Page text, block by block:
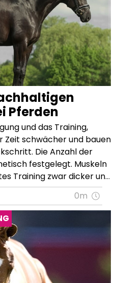
Pferden
abwechselnd an, während es die Rückenmuskulatur im Galopp auf beiden Seiten gleichzeitig beansprucht. Die unterschiedliche Belastung der Muskeln verleitet dein Pferd dazu, im Rücken loszulassen, wenn ein Übergang geritten wird. Damit diese Übung rückenunterstützend wirkt, ist es jedoch sehr wichtig, dass alle Übergänge sehr flüssig und von der Hinterhand ausgehend geritten werden. Starte daher vor allem in der Lösungsphase zunächst mit einfachen Übergängen vom Schritt in den Trab oder vom Trab in den Galopp und wieder zurück. Ist dein Pferd ausreichend gelöst und alle Übergänge werden sauber ausgeführt, kannst du dich an Tempowechsel vom Schritt in den Galopp oder vom Halten in den Trab probieren. Vermeide unbedingt stockende Übergänge, da diese dem Pferderücken sogar schaden können. Möchtest du zusätzlich die Schubkraft deines Pferdes fördern, eignen sich außerdem Tempounterschiede innerhalb einer Gangart. 4 Tipps zur richtigen Fütterung für einen schnellen Muskelaufbau Neben einem abwechslungsreichen Trainingsplan ist auch eine ausgewogene Ernährung für den Muskelaufbau essentiell. Unsere Tipps können dir dabei helfen, einen optimalen Fütterungsplan für dein Pferd zu erstellen. 1. Biete deinem Pferd genügend Raufutter in guter Qualität an Die Grundlage einer jeden Pferdefütterung ist das Raufutter. Mit qualitativ hochwertigem Heu oder Heuersatz versorgst du dein Pferd täglich mit hochwertigen Rohfasern, die essentiell für eine gesunde Verdauung sind. Schimmelbefall oder Verunreinigungen im Raufutter können dein Pferd gesundheitlich belasten. Wenn du dir über die Qualität des Raufutters unsicher bist, empfiehlt sich ein Raufutter-Schnelltest. 2. Auch Kraftfutter ist für den Muskelaufbau geeignet Wenn du mit deinem Pferd trainierst und Muskeln aufbaust, erhöht sich der Nährstoffbedarf. Dieser kann dann oftmals mit Raufutter allein nicht mehr gedeckt werden. Über das Kraftfutter bekommt dein Pferd zusätzlich Energie und Nährstoffe, die es für das Training benötigt. Mit einer ausgewogenen Ration unterstützt du den Muskelaufbau deines Pferdes. Wichtig ist: nicht zu viel Kraftfutter füttern, denn ein Pferdemagen ist nicht für große Mengen geeignet. Passe die Kraftfutterzufuhr an das Körpergewicht deines Pferdes, dem Energiebedarf und der täglichen Leistung im Training an.Achte bei der Wahl deines Kraftfutters auch immer auf die enthaltene Energiequelle. Muss dein Pferd beispielsweise ausdauernde Aufgaben bewältigen, eignet sich besonders gut Öl als Energieträger, da es eine langsamer freiwerdende Energiequelle ist. Zucker und Stärke hingegen empfehlen sich als Energiequelle, wenn dein Pferd schnell verfügbare Energie benötigt, wie z.B. beim Rennsport. 3. Die Muskulatur deines Pferdes benötigt ausreichend Eiweiß Der wichtigste Nährstoff für den Muskelaufbau ist Eiweiß, denn das ist der „Baustoff“ der Muskeln. Eiweiße bestehen aus nicht-essenziellen (kann der Körper selbst herstellen) und/oder essenziellen (kann der Körper nicht selbst herstellen) Aminosäuren. Auch Raufutter-, bzw. Raufutterersatzprodukte können eine gute Eiweißquelle bieten. Hat z.B. die Raufutteranalyse ergeben, dass der Eiweißgehalt deines Heus sehr niedrig ist, kannst du dein Pferd so auf natürliche Weise zusätzlich unterstützen: Pavo FibreBeet z.B. ist eine Mischung aus wertvollen Fasern aus entzuckerten Rübenschnitzeln, Luzerne und Soja. Es versorgt dein Pferd mit essentiellen Eiweißen und bringt es in einen guten Konditionszustand. Achte jedoch darauf, die Eiweißzufuhr auf die individuellen Bedürfnisse deines Pferdes anzupassen, um einen Überschuss zu vermeiden. Erfahre mehr zum Thema Eiweiß in unserem Ratgeber „Eiweiß im Pferdefutter“ Ein besonders guter Eiweiß-Lieferant in Form von Kraftfutter ist Hafer. Zwar ist der Gehalt des Eiweißes in einem Haferkorn mit 9 bis 11% durchschnittlich, dafür ist das enthaltene Eiweiß aber hochwertiger und der Anteil an essenziellen Aminosäuren ist im Vergleich zu anderen Getreidearten besonders hoch. Hafer liefert deinem Pferd schnell verfügbare Energie für das Training. Dein Pferd hat einen erhöhten Eiweiß- und Energiebedarf, benötigt aber eine langsam freisetzende Energie, damit es nicht zu heiß oder explosiv wird? Dann wähle ein Kraftfutterzusatz auf Basis von Reiskleie. Die Stärke aus Reiskleie wird allmählich verda
0m